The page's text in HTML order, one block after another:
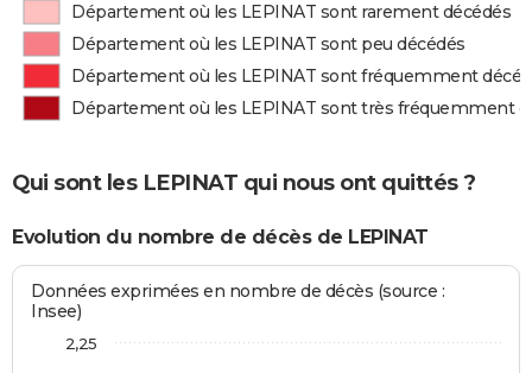
Département où les LEPINAT sont rarement décédés
Département où les LEPINAT sont peu décédés
Département où les LEPINAT sont fréquemment
Département où les LEPINAT sont très fréquemment
Qui sont les LEPINAT qui nous ont quittés ?
Evolution du nombre de décès de LEPINAT
Données exprimées en nombre de décès (source :
Insee)
2,25